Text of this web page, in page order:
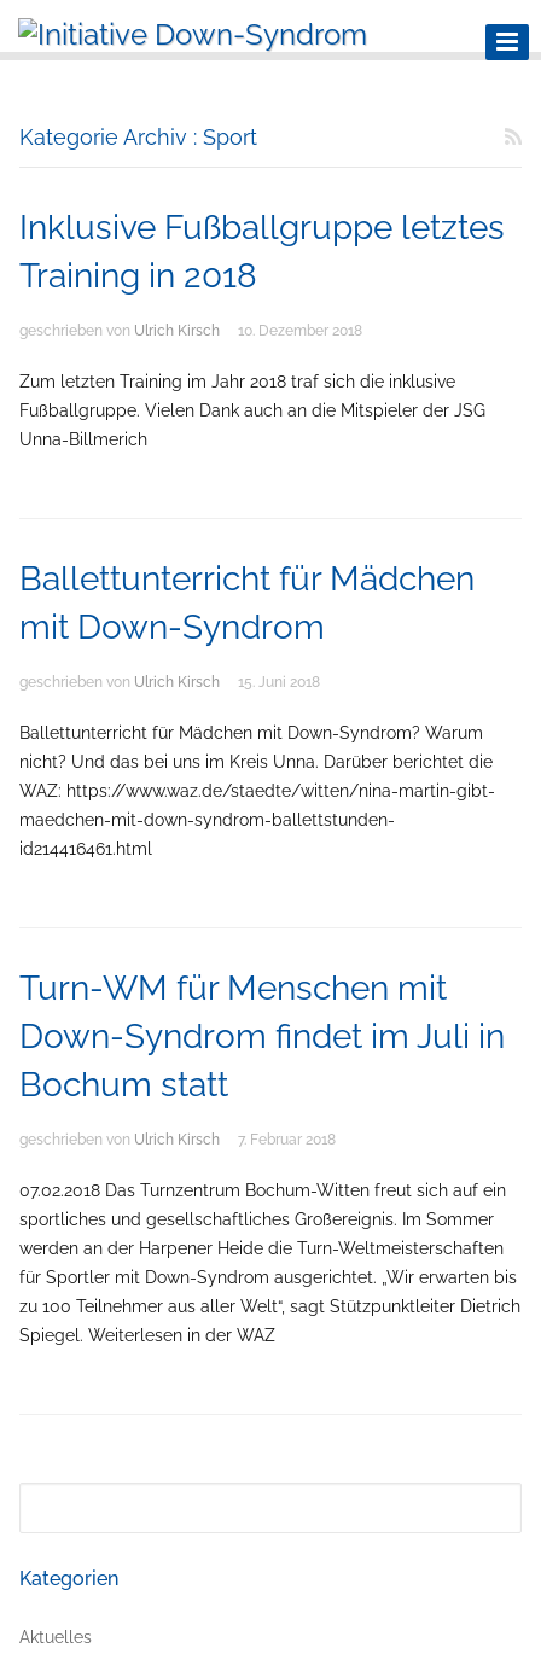
Kategorie Archiv : Sport
Inklusive Fußballgruppe letztes
Training in 2018
geschrieben von Ulrich Kirsch 10. Dezember 2018
Zum letzten Training im Jahr 2018 traf sich die inklusive
Fußballgruppe. Vielen Dank auch an die Mitspieler der JSG
Unna-Billmerich
Ballettunterricht für Mädchen
mit Down-Syndrom
geschrieben von Ulrich Kirsch 15. Juni 2018
Ballettunterricht für Mädchen mit Down-Syndrom? Warum
nicht? Und das bei uns im Kreis Unna. Darüber berichtet die
WAZ: https://www.waz.de/staedte/witten/nina-martin-gibt-
maedchen-mit-down-syndrom-ballettstunden-
id214416461.html
Turn-WM für Menschen mit
Down-Syndrom findet im Juli in
Bochum statt
geschrieben von Ulrich Kirsch 7. Februar 2018
07.02.2018 Das Turnzentrum Bochum-Witten freut sich auf ein
sportliches und gesellschaftliches Großereignis. Im Sommer
werden an der Harpener Heide die Turn-Weltmeisterschaften
für Sportler mit Down-Syndrom ausgerichtet. „Wir erwarten bis
zu 100 Teilnehmer aus aller Welt“, sagt Stützpunktleiter Dietrich
Spiegel. Weiterlesen in der WAZ
Kategorien
Aktuelles